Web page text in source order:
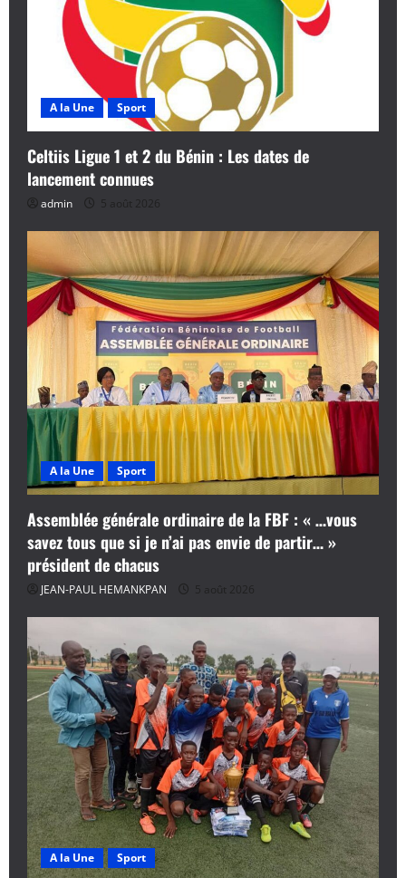
A la Une Sport
Celtiis Ligue 1 et 2 du Bénin : Les dates de
lancement connues
admin 5 août 2026
A la Une Sport
Assemblée générale ordinaire de la FBF : « …vous
savez tous que si je n’ai pas envie de partir… »
président de chacus
JEAN-PAUL HEMANKPAN 5 août 2026
A la Une Sport